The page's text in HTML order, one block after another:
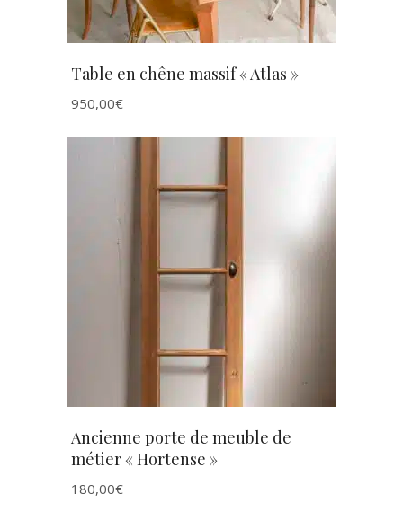
Table en chêne massif « Atlas »
950,00€
AJOUTER AU PANIER
Ancienne porte de meuble de
métier « Hortense »
180,00€